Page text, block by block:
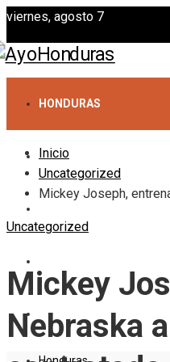
viernes, agosto 7
HONDURAS
CIENCIA Y TECNOLOGÍA
INVERSIONES Y
Inicio
Uncategorized
Mickey Joseph,
Uncategorized
Mickey
Nebraska